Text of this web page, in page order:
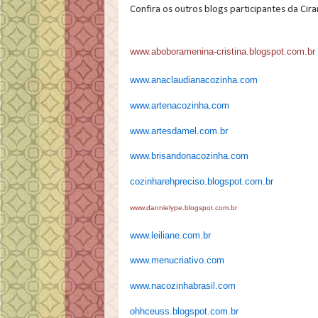
Confira os outros blogs participantes da
www.aboboramenina-cristina.blogspot.com.br
www.anaclaudianacozinha.com
www.artenacozinha.com
www.artesdamel.com.br
www.brisandonacozinha.com
cozinharehpreciso.blogspot.com.br
www.dannielype.blogspot.com.br
www.leiliane.com.br
www.menucriativo.com
www.nacozinhabrasil.com
ohhceuss.blogspot.com.br